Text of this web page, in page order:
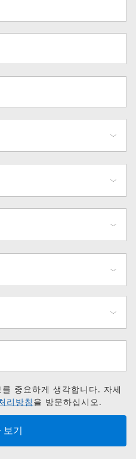
중요하게 생각합니다. 자세
리방침 을 방문하십시오.